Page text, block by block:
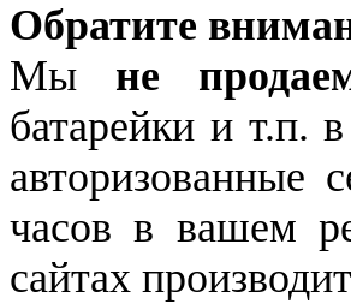
Обратите
Мы не
батарейки и т.п.
авторизованные
часов в вашем
сайтах